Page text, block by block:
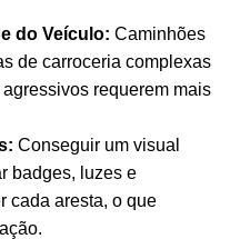
do Veículo: Caminhões
de carroceria complexas
requerem mais
Conseguir um visual
badges, luzes e
cada aresta, o que